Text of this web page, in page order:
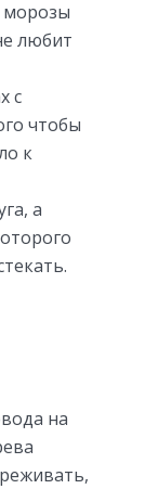
морозы
любит
с
чтобы
к
а
на